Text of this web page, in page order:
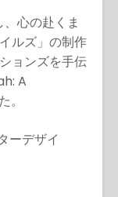
心の赴くま
ルズ」の制作
ョンズを手伝
A
ーデザイ